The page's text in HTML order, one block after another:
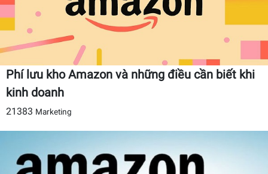
Phí lưu kho Amazon và những điều cần biết khi
kinh doanh
21383 Marketing